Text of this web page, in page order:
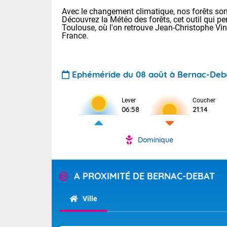
Avec le changement climatique, nos forêts
Découvrez la Météo des forêts, cet outil qui
Toulouse, où l'on retrouve Jean-Christophe
France.
Ephéméride du 08 août à Bernac-
Lever
06:58
Coucher
21:14
Dominique
A PROXIMITÉ DE BERNAC-DEBAT
Ville
Voici les
: 34 Lyon :
Rennes : 33
36 Nice : 32
circulent en
installées